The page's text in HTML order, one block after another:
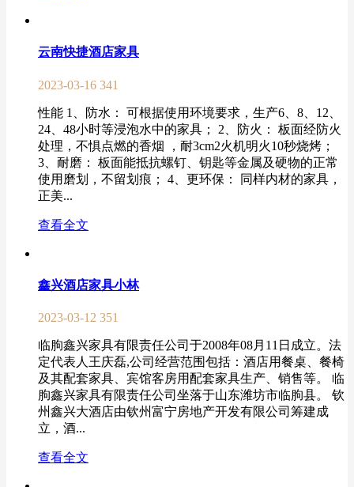
云南快捷酒店家具
2023-03-16 341
性能 1、防水： 可根据使用环境要求，生产6、8、12、
24、48小时等浸泡水中的家具； 2、防火： 板面经防火
处理，不惧点燃的香烟 ，耐3cm2火机明火10秒烧烤；
3、耐磨： 板面能抵抗螺钉、钥匙等金属及硬物的正常
使用磨划，不留划痕； 4、更环保： 同样内材的家具，
正美...
查看全文
鑫兴酒店家具小林
2023-03-12 351
临朐鑫兴家具有限责任公司于2008年08月11日成立。法
定代表人王庆磊,公司经营范围包括：酒店用餐桌、餐椅
及其配套家具、宾馆客房用配套家具生产、销售等。 临
朐鑫兴家具有限责任公司坐落于山东潍坊市临朐县。 钦
州鑫兴大酒店由钦州富宁房地产开发有限公司筹建成
立，酒...
查看全文